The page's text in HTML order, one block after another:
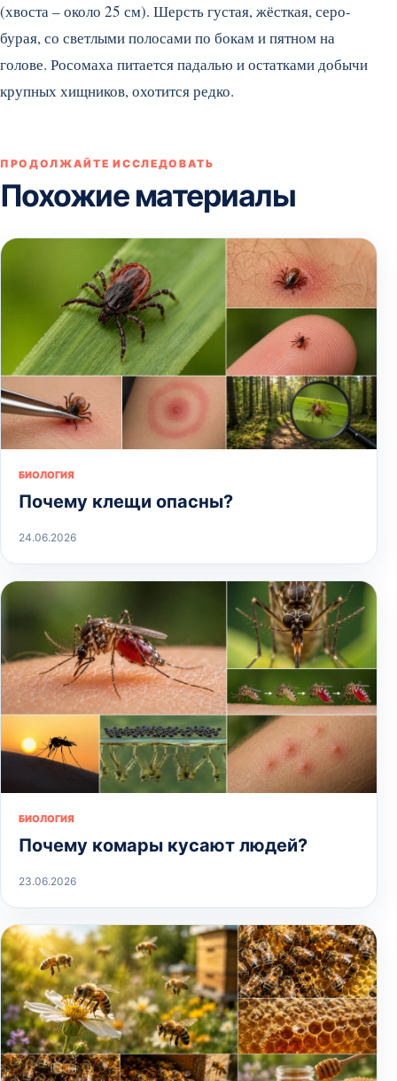
(хвоста – около 25 см). Шерсть густая, жёсткая, серо-
бурая, со светлыми полосами по бокам и пятном на
голове. Росомаха питается падалью и остатками добычи
крупных хищников, охотится редко.
ПРОДОЛЖАЙТЕ ИССЛЕДОВАТЬ
Похожие материалы
БИОЛОГИЯ
Почему клещи опасны?
24.06.2026
БИОЛОГИЯ
Почему комары кусают людей?
23.06.2026